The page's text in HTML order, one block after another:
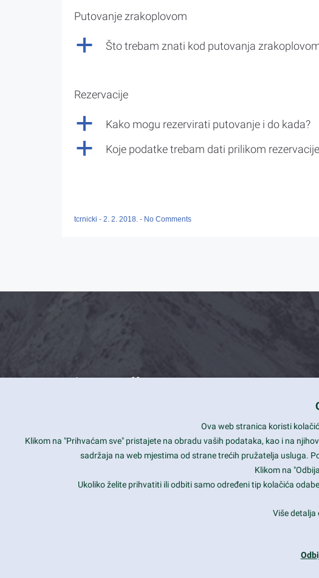
Putovanje zrakoplovom
a Što trebam znati kod putovanja
Rezervacije
a Kako mogu rezervirati putovanje i do kada?
a Koje podatke trebam dati prilikom
tcrnicki - 2. 2. 2018. - No Comments
What we offer
Is your website user friendly?
Ark offers weekly stunning designs.
Why our customers love Ark?
Smart and
Unlimited
Mobile ready
Ova web stranica koristi
Klikom na "Prihvaćam sve" pristajete na obradu vaših podataka, kao i na
sadržaja na web mjestima od strane trećih pružatelja usluga.
Klikom na
Ukoliko želite prihvatiti ili odbiti samo određeni tip kolačića
Više